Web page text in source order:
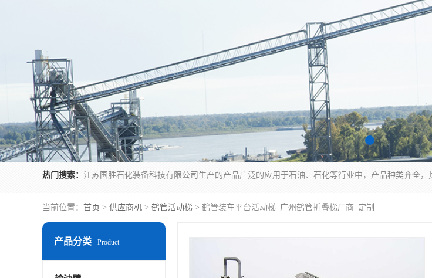
热门搜索：
当前位置： 首页 > 供应商机 > 鹤管活动梯 > 鹤管装车平台活动梯_广州鹤管折叠梯厂商_定制
产品分类 Product